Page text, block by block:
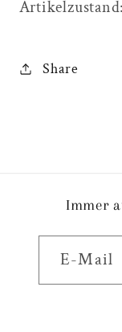
Share
Immer
E-Mail